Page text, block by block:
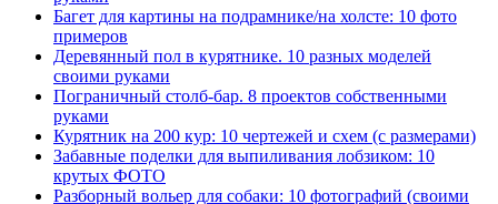
Багет для картины на подрамнике/на холсте: 10 фото
примеров
Деревянный пол в курятнике. 10 разных моделей
своими руками
Пограничный столб-бар. 8 проектов собственными
руками
Курятник на 200 кур: 10 чертежей и схем (с размерами)
Забавные поделки для выпиливания лобзиком: 10
крутых ФОТО
Разборный вольер для собаки: 10 фотографий (своими